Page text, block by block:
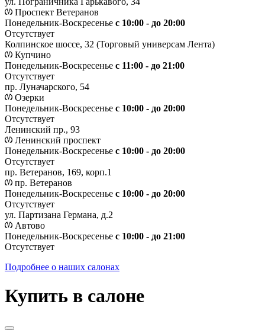
Проспект Ветеранов
Понедельник-Воскресенье с 10:00 - до 20:00
Отсутствует
Колпинское шоссе, 32 (Торговый универсам Лента)
Купчино
Понедельник-Воскресенье с 11:00 - до 21:00
Отсутствует
пр. Луначарского, 54
Озерки
Понедельник-Воскресенье с 10:00 - до 20:00
Отсутствует
Ленинский пр., 93
Ленинский проспект
Понедельник-Воскресенье с 10:00 - до 20:00
Отсутствует
пр. Ветеранов, 169, корп.1
пр. Ветеранов
Понедельник-Воскресенье с 10:00 - до 20:00
Отсутствует
ул. Партизана Германа, д.2
Автово
Понедельник-Воскресенье с 10:00 - до 21:00
Отсутствует
Подробнее о наших салонах
Купить в салоне